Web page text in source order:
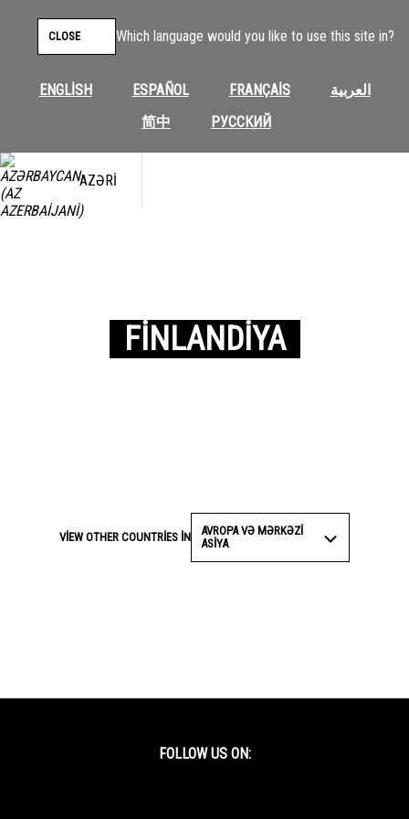
Which language would you like to use this site in?
ENGLISH ESPAÑOL FRANÇAIS
العربية
简中
РУССКИЙ
CLOSE
AZƏRI
FINLANDIYA
VIEW OTHER COUNTRIES IN
AVROPA VƏ MƏRKƏZI
ASIYA
FOLLOW US ON: